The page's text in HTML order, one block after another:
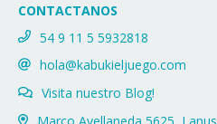
CONTACTANOS
54 9 11 5 5932818
hola@kabukieljuego.com
Visita nuestro Blog!